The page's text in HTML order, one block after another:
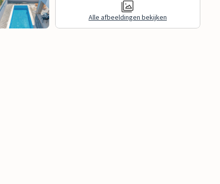
Alle afbeeldingen bekijken